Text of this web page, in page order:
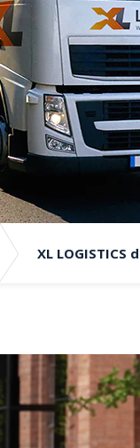
XL LOGISTICS